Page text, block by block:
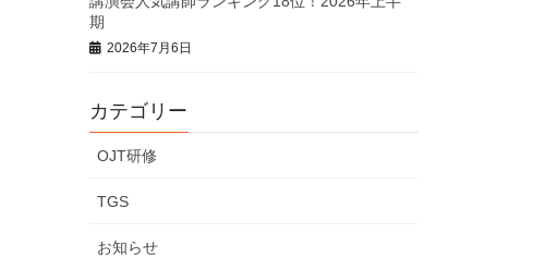
期
2026年7月6日
カテゴリー
OJT研修
TGS
お知らせ